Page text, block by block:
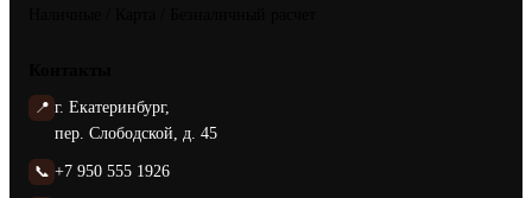
📍 г. Екатеринбург,
пер. Слободской, д. 45
📞 +7 950 555 1926